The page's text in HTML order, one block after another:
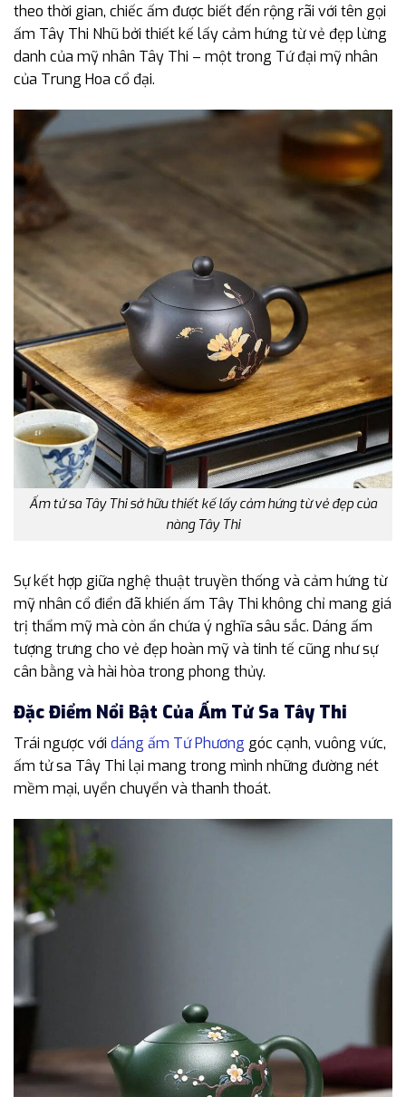
theo thời gian, chiếc ấm được biết đến rộng rãi với tên gọi
ấm Tây Thi Nhũ bởi thiết kế lấy cảm hứng từ vẻ đẹp lừng
danh của mỹ nhân Tây Thi – một trong Tứ đại mỹ nhân
của Trung Hoa cổ đại.
Ấm tử sa Tây Thi sở hữu thiết kế lấy cảm hứng từ vẻ đẹp của
nàng Tây Thi
Sự kết hợp giữa nghệ thuật truyền thống và cảm hứng từ
mỹ nhân cổ điển đã khiến ấm Tây Thi không chỉ mang giá
trị thẩm mỹ mà còn ẩn chứa ý nghĩa sâu sắc. Dáng ấm
tượng trưng cho vẻ đẹp hoàn mỹ và tinh tế cũng như sự
cân bằng và hài hòa trong phong thủy.
Đặc Điểm Nổi Bật Của Ấm Tử Sa Tây Thi
Trái ngược với dáng ấm Tứ Phương góc cạnh, vuông vức,
ấm tử sa Tây Thi lại mang trong mình những đường nét
mềm mại, uyển chuyển và thanh thoát.